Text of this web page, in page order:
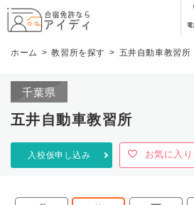
全国厳選 電
ホーム 教習所を探す 五井自動車教習所
千葉県
五井自動車教習所
入校仮申し込み お気に入